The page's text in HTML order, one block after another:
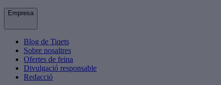
Empresa
Blog de Tiqets
Sobre nosaltres
Ofertes de feina
Divulgació responsable
Redacció